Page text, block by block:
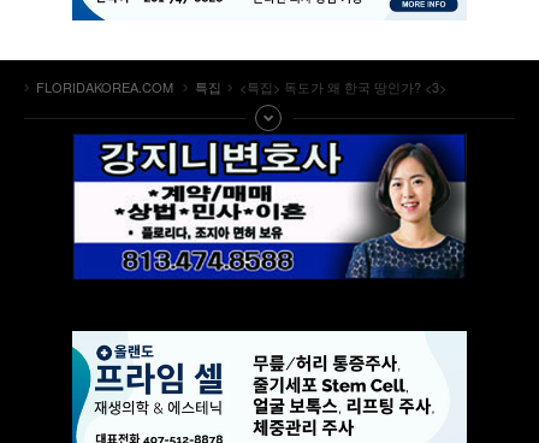
FLORIDAKOREA.COM 특집 <특집> 독도가 왜 한국 땅인가? <3>